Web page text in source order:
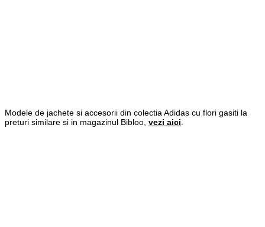
Modele de jachete si accesorii din colectia Adidas cu flori gasiti la
preturi similare si in magazinul Bibloo, vezi aici.